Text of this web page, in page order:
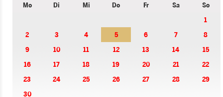
Mo Di Mi Do Fr Sa
So
1
2
3 4 5 6 7
8
9
10 11 12 13 14
15
16
17 18 19 20 21
22
23
24 25 26 27 28
29
30